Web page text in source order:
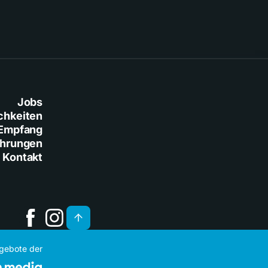
Jobs
Kontakt
der